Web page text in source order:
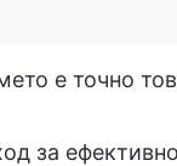
е точно
за